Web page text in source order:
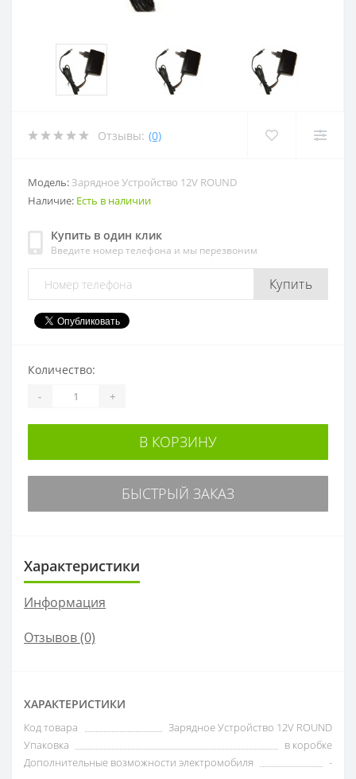
Отзывы: (0)
Модель: Зарядное Устройство 12V ROUND
Наличие: Есть в наличии
Купить в один клик
Введите номер телефона и мы перезвоним
Купить
Количество:
- +
В КОРЗИНУ
БЫСТРЫЙ ЗАКАЗ
Характеристики
Информация
Отзывов (0)
ХАРАКТЕРИСТИКИ
Код товара
Зарядное Устройство 12V ROUND
Упаковка
в коробке
Дополнительные возможности электромобиля
-